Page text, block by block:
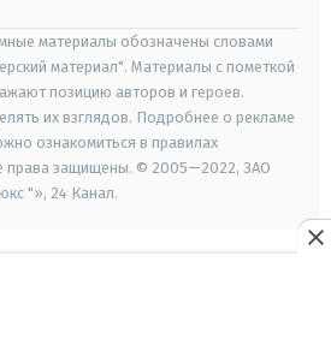
материалы обозначены словами
материал". Материалы с пометкой
позицию авторов и героев.
их взглядов. Подробнее о рекламе
ознакомиться в правилах
права защищены. © 2005—2022, ЗАО
"», 24 Канал.